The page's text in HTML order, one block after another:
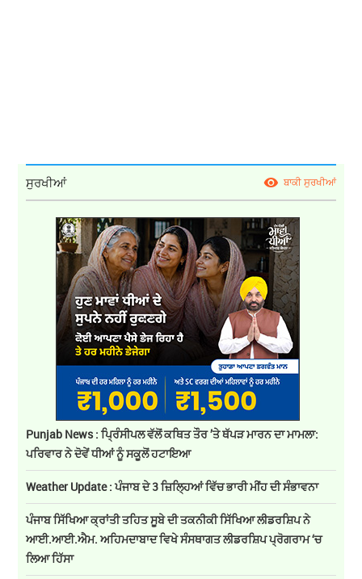
ਸੁਰਖੀਆਂ ਬਾਕੀ ਸੁਰਖੀਆਂ
Punjab News : ਪ੍ਰਿੰਸੀਪਲ ਵੱਲੋਂ ਕਥਿਤ ਤੌਰ ’ਤੇ ਥੱਪੜ ਮਾਰਨ ਦਾ ਮਾਮਲਾ:
ਪਰਿਵਾਰ ਨੇ ਦੋਵੇਂ ਧੀਆਂ ਨੂੰ ਸਕੂਲੋਂ ਹਟਾਇਆ
Weather Update : ਪੰਜਾਬ ਦੇ 3 ਜ਼ਿਲ੍ਹਿਆਂ ਵਿੱਚ ਭਾਰੀ ਮੀਂਹ ਦੀ ਸੰਭਾਵਨਾ
ਪੰਜਾਬ ਸਿੱਖਿਆ ਕ੍ਰਾਂਤੀ ਤਹਿਤ ਸੂਬੇ ਦੀ ਤਕਨੀਕੀ ਸਿੱਖਿਆ ਲੀਡਰਸ਼ਿਪ ਨੇ
ਆਈ.ਆਈ.ਐਮ. ਅਹਿਮਦਾਬਾਦ ਵਿਖੇ ਸੰਸਥਾਗਤ ਲੀਡਰਸ਼ਿਪ ਪ੍ਰੋਗਰਾਮ ‘ਚ
ਲਿਆ ਹਿੱਸਾ